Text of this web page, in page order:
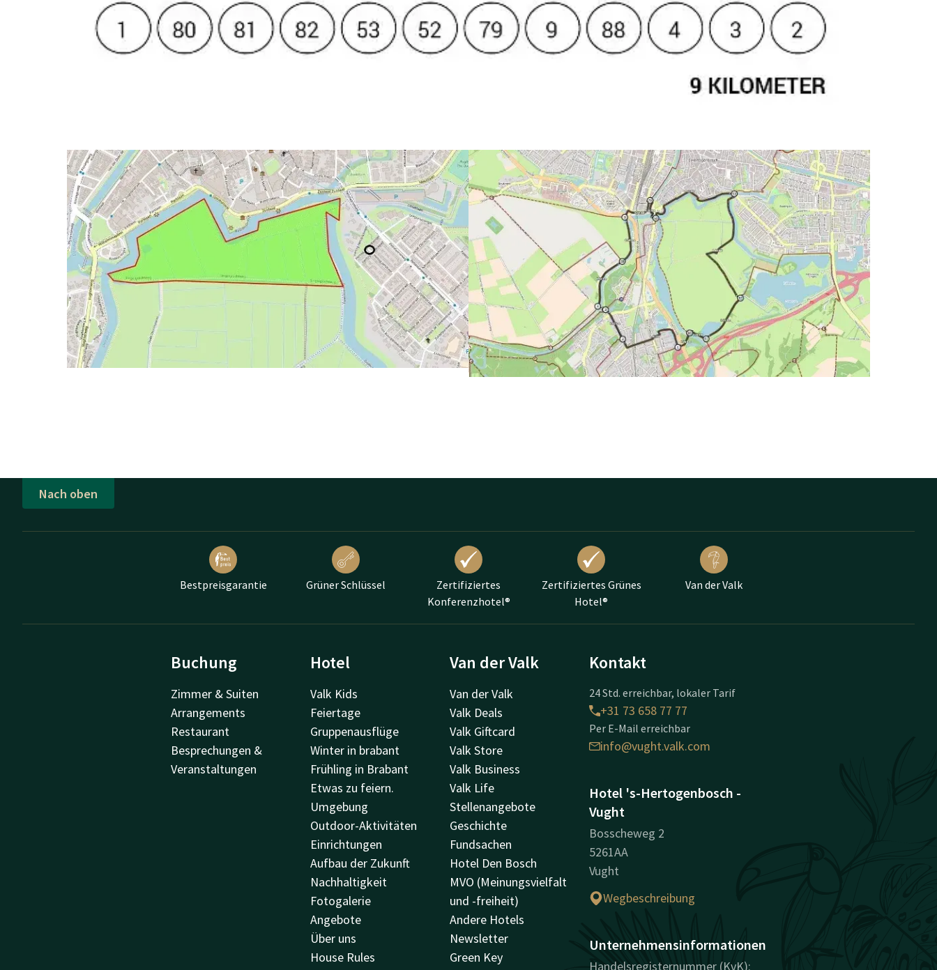
Nach oben
Bestpreisgarantie Grüner Schlüssel
Zertifiziertes
Konferenzhotel®
Zertifiziertes Grünes
Hotel®
Van der Valk
Buchung
Zimmer & Suiten
Arrangements
Restaurant
Besprechungen &
Veranstaltungen
Hotel
Valk Kids
Feiertage
Gruppenausflüge
Winter in brabant
Frühling in Brabant
Etwas zu feiern.
Umgebung
Outdoor-Aktivitäten
Einrichtungen
Aufbau der Zukunft
Nachhaltigkeit
Fotogalerie
Angebote
Über uns
House Rules
Van der Valk
Van der Valk
Valk Deals
Valk Giftcard
Valk Store
Valk Business
Valk Life
Stellenangebote
Geschichte
Fundsachen
Hotel Den Bosch
MVO (Meinungsvielfalt
und -freiheit)
Andere Hotels
Newsletter
Green Key
Kontakt
24 Std. erreichbar, lokaler Tarif
+31 73 658 77 77
Per E-Mail erreichbar
info@vught.valk.com
Hotel 's-Hertogenbosch -
Vught
Bosscheweg 2
5261AA
Vught
Wegbeschreibung
Unternehmensinformationen
Handelsregisternummer (KvK):